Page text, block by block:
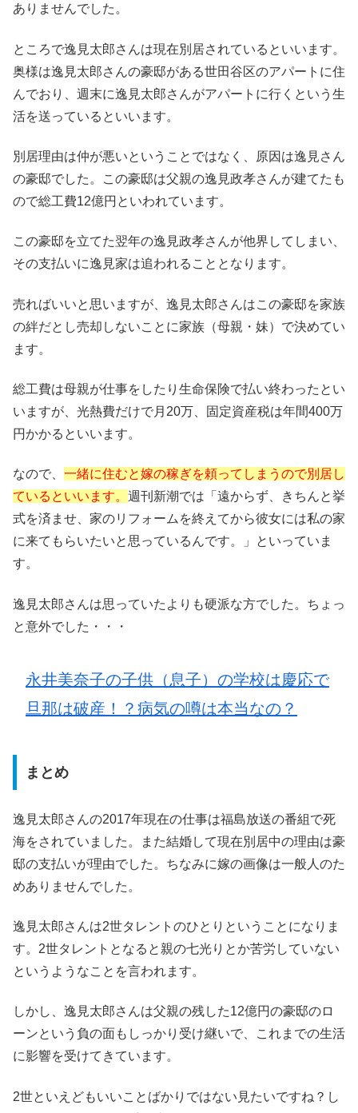
ありませんでした。
ところで逸見太郎さんは現在別居されているといいます。
奥様は逸見太郎さんの豪邸がある世田谷区のアパートに住
んでおり、週末に逸見太郎さんがアパートに行くという生
活を送っているといいます。
別居理由は仲が悪いということではなく、原因は逸見さん
の豪邸でした。この豪邸は父親の逸見政孝さんが建てたも
ので総工費12億円といわれています。
この豪邸を立てた翌年の逸見政孝さんが他界してしまい、
その支払いに逸見家は追われることとなります。
売ればいいと思いますが、逸見太郎さんはこの豪邸を家族
の絆だとし売却しないことに家族（母親・妹）で決めてい
ます。
総工費は母親が仕事をしたり生命保険で払い終わったとい
いますが、光熱費だけで月20万、固定資産税は年間400万
円かかるといいます。
なので、 一緒に住むと嫁の稼ぎを頼ってしまうので別居し
ているといいます。 週刊新潮では「遠からず、きちんと挙
式を済ませ、家のリフォームを終えてから彼女には私の家
に来てもらいたいと思っているんです。」といっていま
す。
逸見太郎さんは思っていたよりも硬派な方でした。ちょっ
と意外でした・・・
永井美奈子の子供（息子）の学校は慶応で
旦那は破産！？病気の噂は本当なの？
まとめ
逸見太郎さんの2017年現在の仕事は福島放送の番組で死
海をされていました。また結婚して現在別居中の理由は豪
邸の支払いが理由でした。ちなみに嫁の画像は一般人のた
めありませんでした。
逸見太郎さんは2世タレントのひとりということになりま
す。2世タレントとなると親の七光りとか苦労していない
というようなことを言われます。
しかし、逸見太郎さんは父親の残した12億円の豪邸のロ
ーンという負の面もしっかり受け継いで、これまでの生活
に影響を受けてきています。
2世といえどもいいことばかりではない見たいですね？し